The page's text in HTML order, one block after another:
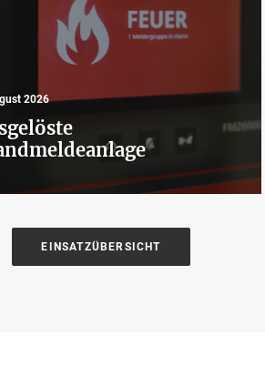
2026
EINSATZÜBERSICHT